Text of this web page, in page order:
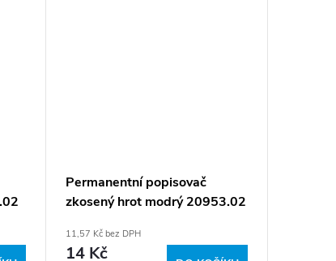
Permanentní popisovač
zkosený hrot modrý 20953.02
11,57 Kč bez DPH
14 Kč